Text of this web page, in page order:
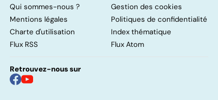
Qui sommes-nous ?
Gestion des cookies
Mentions légales
Politiques de confidentialité
Charte d'utilisation
Index thématique
Flux RSS
Flux Atom
Retrouvez-nous sur